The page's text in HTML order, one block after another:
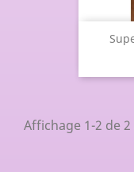
Affichage 1-2 de